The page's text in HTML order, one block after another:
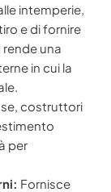
intemperie,
e di fornire
rende una
in cui la
costruttori
per
Fornisce